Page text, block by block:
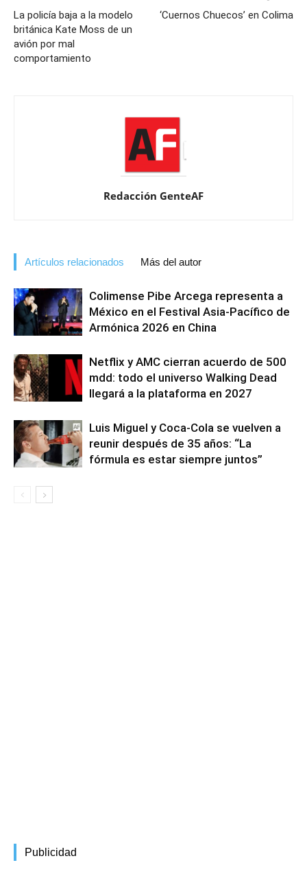
La policía baja a la modelo
británica Kate Moss de un
avión por mal
comportamiento
‘Cuernos Chuecos’ en Colima
Redacción GenteAF
Artículos relacionados Más del autor
Colimense Pibe Arcega representa a
México en el Festival Asia-Pacífico de
Armónica 2026 en China
Netflix y AMC cierran acuerdo de 500
mdd: todo el universo Walking Dead
llegará a la plataforma en 2027
Luis Miguel y Coca-Cola se vuelven a
reunir después de 35 años: “La
fórmula es estar siempre juntos”
Publicidad